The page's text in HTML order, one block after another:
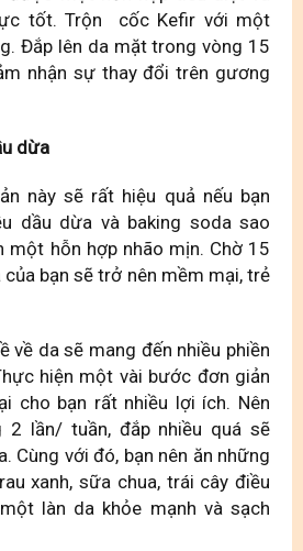
tốt. Trộn cốc Kefir với một
Đắp lên da mặt trong vòng 15
nhận sự thay đổi trên gương
dừa
này sẽ rất hiệu quả nếu bạn
dầu dừa và baking soda sao
một hỗn hợp nhão mịn. Chờ 15
bạn sẽ trở nên mềm mại, trẻ
về da sẽ mang đến nhiều phiền
hiện một vài bước đơn giản
cho bạn rất nhiều lợi ích. Nên
2 lần/ tuần, đắp nhiều quá sẽ
Cùng với đó, bạn nên ăn những
xanh, sữa chua, trái cây điều
làn da khỏe mạnh và sạch